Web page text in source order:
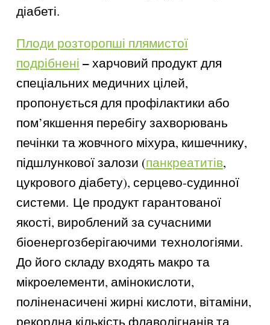
діабеті.
Плоди розторопші плямистої
подрібнені –харчовий продукт для
спеціальних медичних цілей,
пропонується для профілактики або
пом’якшення перебігу захворювань
печінки та жовчного міхура, кишечнику,
підшлункової залози (панкреатитів,
цукрового діабету), серцево-судинної
системи. Це продукт гарантованої
якості, вироблений за сучасними
біоенергозберігаючими технологіями.
До його складу входять макро та
мікроелементи, амінокислоти,
поліненасичені жирні кислоти, вітаміни,
рекордна кількість флаволігнанів та